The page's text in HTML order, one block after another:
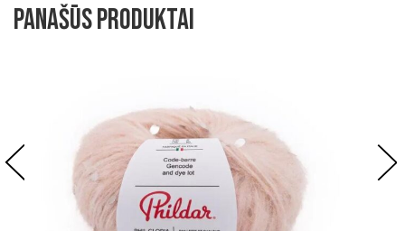
Panašūs produktai